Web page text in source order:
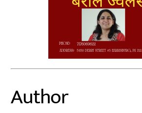
Author